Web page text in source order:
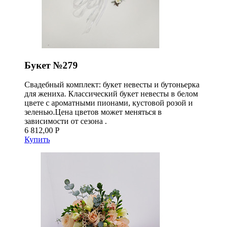
Букет №279
Свадебный комплект: букет невесты и бутоньерка
для жениха. Классический букет невесты в белом
цвете с ароматными пионами, кустовой розой и
зеленью.Цена цветов может меняться в
зависимости от сезона .
6 812,00 Р
Купить